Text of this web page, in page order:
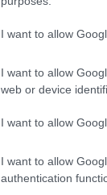
I want to allow
I want to allow
web or device
I want to allow
I want to allow
authentication
2